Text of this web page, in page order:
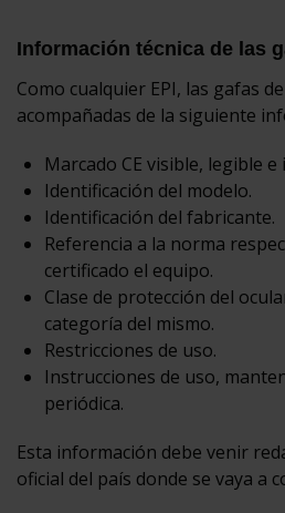
Información técnica de las
Como cualquier EPI, las gafas
acompañadas de la siguiente
Marcado CE visible, legible e
Identificación del modelo.
Identificación del fabricante.
Referencia a la norma
certificado el equipo.
Clase de protección del
categoría del mismo.
Restricciones de uso.
Instrucciones de uso,
periódica.
Esta información debe venir
oficial del país donde se vaya a